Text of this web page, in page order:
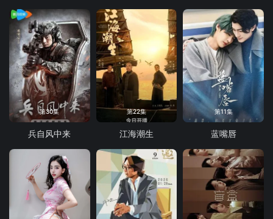
第30集
兵自风中来
第22集
江海潮生
第11集
蓝嘴唇